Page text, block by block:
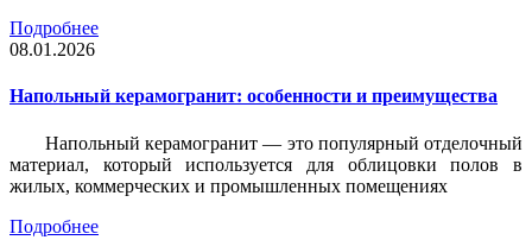
Подробнее
08.01.2026
Напольный керамогранит: особенности и преимущества
Напольный керамогранит — это популярный отделочный
материал, который используется для облицовки полов в
жилых, коммерческих и промышленных помещениях
Подробнее